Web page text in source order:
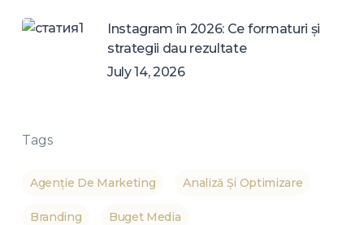
Instagram în 2026: Ce formaturi și
strategii dau rezultate
July 14, 2026
Tags
Agenție De Marketing Analiză Și Optimizare
Branding Buget Media